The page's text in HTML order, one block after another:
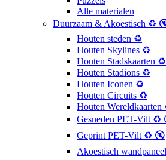
Alle materialen
Duurzaam & Akoestisch ♻️
Houten steden ♻️
Houten Skylines ♻️
Houten Stadskaarten ♻️
Houten Stadions ♻️
Houten Iconen ♻️
Houten Circuits ♻️
Houten
Gesneden PET-Vilt ♻️
Geprint PET-Vilt ♻️ 🔇
Akoestisch